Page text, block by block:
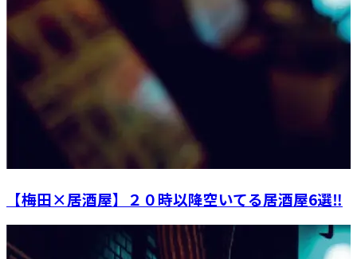
【梅田×居酒屋】２０時以降空いてる居酒屋6選‼